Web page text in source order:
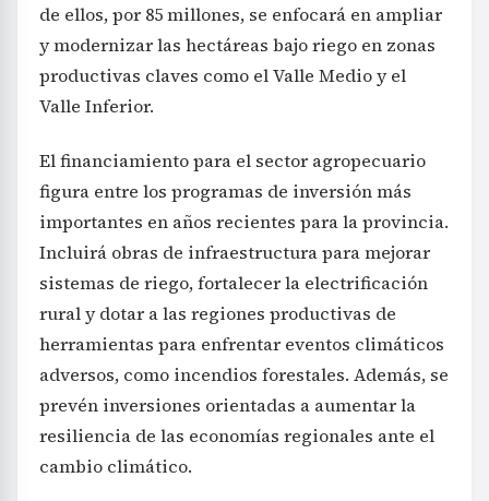
de ellos, por 85 millones, se enfocará en ampliar
y modernizar las hectáreas bajo riego en zonas
productivas claves como el Valle Medio y el
Valle Inferior.
El financiamiento para el sector agropecuario
figura entre los programas de inversión más
importantes en años recientes para la provincia.
Incluirá obras de infraestructura para mejorar
sistemas de riego, fortalecer la electrificación
rural y dotar a las regiones productivas de
herramientas para enfrentar eventos climáticos
adversos, como incendios forestales. Además, se
prevén inversiones orientadas a aumentar la
resiliencia de las economías regionales ante el
cambio climático.